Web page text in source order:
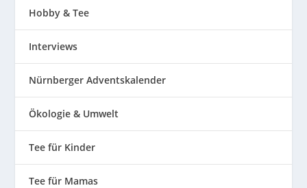
Hobby & Tee
Interviews
Nürnberger Adventskalender
Ökologie & Umwelt
Tee für Kinder
Tee für Mamas